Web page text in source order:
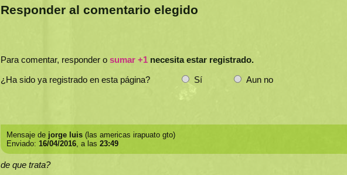
Responder al comentario elegido
Para comentar, responder o sumar +1 necesita estar registrado.
¿Ha sido ya registrado en esta página?
Sí Aun no
Mensaje de jorge luis(las americas irapuato gto)
Enviado: 16/04/2016, a las 23:49
de que trata?